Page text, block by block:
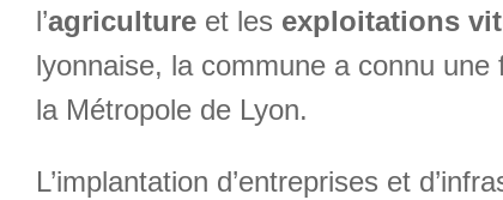
l’agriculture et les exploitations
lyonnaise, la commune a connu
la Métropole de Lyon.
L’implantation d’entreprises et